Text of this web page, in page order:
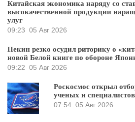
Китайская экономика наряду со
высокачественной продукции
улуг
09:23 05 Авг 2026
Пекин резко осудил риторику о
новой Белой книге по обороне
09:22 05 Авг 2026
Роскосмос открыл
ученых и специалистов
07:54 05 Авг 2026